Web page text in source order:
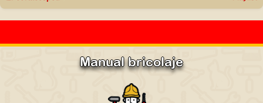
Manual bricolaje